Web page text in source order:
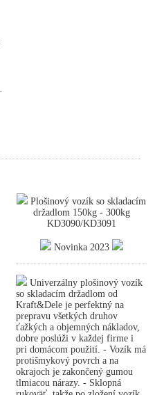
Plošinový vozík so skladacím
držadlom 150kg - 300kg
KD3090/KD3091
Novinka 2023
Univerzálny plošinový vozík
so skladacím držadlom od
Kraft&Dele je perfektný na
prepravu všetkých druhov
ťažkých a objemných nákladov,
dobre poslúži v každej firme i
pri domácom použití. - Vozík má
protišmykový povrch a na
okrajoch je zakončený gumou
tlmiacou nárazy. - Sklopná